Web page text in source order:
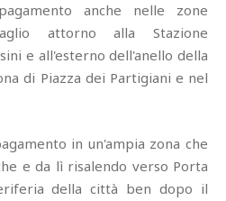
anche nelle zone
attorno alla Stazione
e all'esterno dell'anello della
di Piazza dei Partigiani e nel
in un'ampia zona che
e da lì risalendo verso Porta
della città ben dopo il